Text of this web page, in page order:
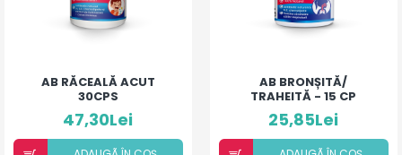
AB RĂCEALĂ ACUT
30CPS
47,30Lei
AB BRONȘITĂ/
TRAHEITĂ - 15 CP
25,85Lei